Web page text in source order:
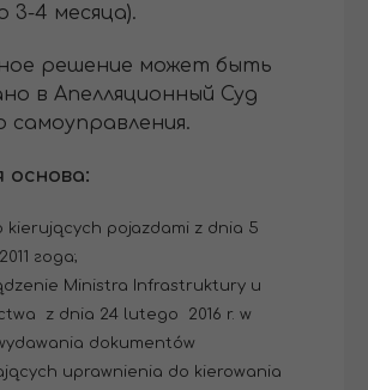
3-4 месяца).
решение может быть
в Апелляционный Суд
самоуправления.
основа:
kierujących pojazdami z dnia 5
года;
Ministra Infrastruktury и
z dnia 24 lutego 2016 r. w
dokumentów
uprawnienia do kierowania